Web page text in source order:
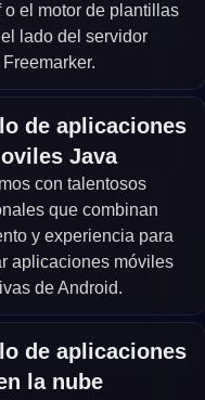
o el motor de plantillas
lado del servidor
Freemarker.
de aplicaciones
Java
con talentosos
que combinan
y experiencia para
aplicaciones móviles
de Android.
de aplicaciones
la nube